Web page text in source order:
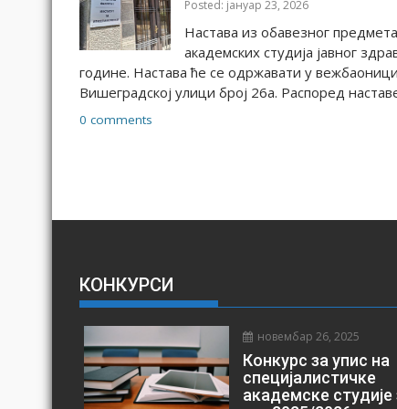
Студије из Менаџмента у систему здравствене
Завршавањем студија односно одбраном мастер
заштите-мастер.
Мастер академске студије
Standard 1
Standard 2
Standard 3
The schedule of subjects according to semesters
Longevity and Anti – Aging Medicine
Posted: јануар 23, 2026
Настава из обавезног
академских студија јавног
године. Настава ће се одржавати у
Вишеградској улици број 26а. Распоред
0 comments
КОНКУРСИ
новембар 26, 2025
Конкурс за упис на
специјалистичке
академске студије